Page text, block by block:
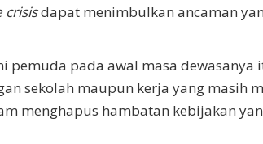
crisisdapat menimbulkan ancaman
pemuda pada awal masa
sekolah maupun kerja yang
menghapus hambatan kebijakan